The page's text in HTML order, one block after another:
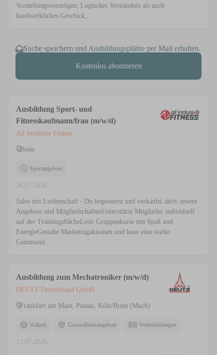
Vorstellungsvermögen; Logisches Verständnis als auch
handwerkliches Geschick;...
Suche speichern und Ausbildungsplätze per Mail erhalten.
Kostenlos abonnieren
Ausbildung Sport- und
Fitnesskaufmann/frau (m/w/d)
All Inclusive Fitness
Bonn
Sportangebote
26.07.2026
Sales mit Leidenschaft - Du begeisterst und verkaufst aktiv unsere
Angebote und MitgliedschaftenUnterstütze Mitglieder individuell
auf der TrainingsflächeLeite Gruppenkurse mit Spaß und
EnergieGestalte Marketingaktionen und baue eine starke
Communit...
Ausbildung zum Mechatroniker (m/w/d)
DEUTZ Deutschland GmbH
Frankfurt am Main, Passau, Köln/Bonn (Much)
Vollzeit Gesundheitsangebote Weiterbildungen
23.07.2026